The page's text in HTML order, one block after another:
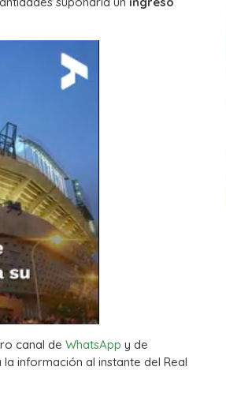
canal de WhatsApp y de
información al instante del Real